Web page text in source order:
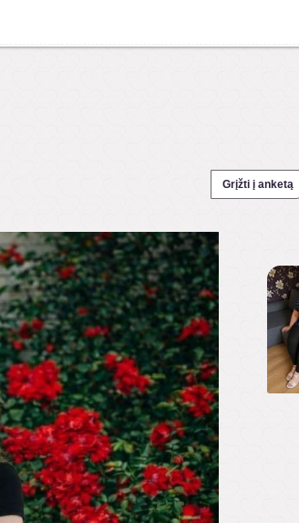
Grįžti į anketą